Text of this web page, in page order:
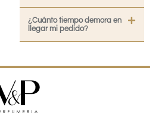
¿Cuánto tiempo demora en
llegar mi pedido?